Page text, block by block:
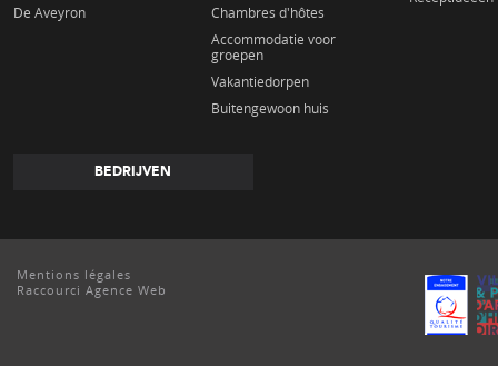
De Aveyron
Chambres d'hôtes
Accommodatie voor
groepen
Vakantiedorpen
Buitengewoon huis
BEDRIJVEN
Mentions légales
Raccourci Agence Web